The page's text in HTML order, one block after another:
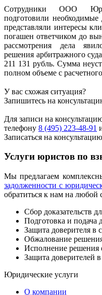
Сотрудники ООО
подготовили
представляли интересы
погашен ответчиком до
рассмотрения дела
решения арбитражного
211 131 рубль. Сумма
полном объеме с
У вас схожая ситуация?
Запишитесь на
Для записи на
телефону 8 (495) 223-48-91
Записаться на
Услуги юристов по
Мы предлагаем
задолженности с
обратиться к нам на любой
Сбор доказательств
Подготовка и подача
Защита доверителя в
Обжалование
Исполнение решения
Защита доверителей
Юридические услуги
О компании